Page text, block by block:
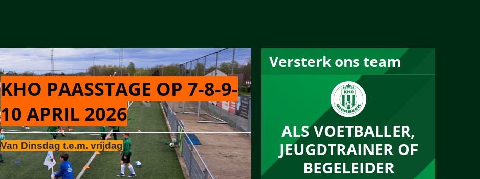
KHO PAASSTAGE OP 7-8-9-
10 APRIL 2026
Van Dinsdag t.e.m. vrijdag
Versterk ons team
ALS VOETBALLER,
JEUGDTRAINER OF
BEGELEIDER